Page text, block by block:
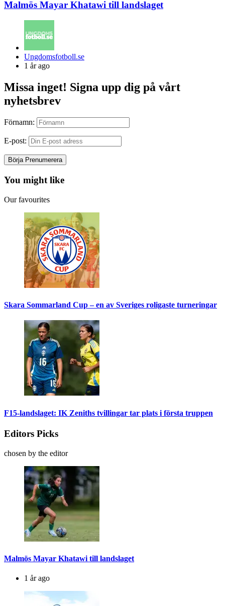
Malmös Mayar Khatawi till landslaget
Posted
by
Ungdomsfotboll.se
1 år ago
Missa inget! Signa upp dig på vårt
nyhetsbrev
Förnamn:
E-post:
You might like
Our favourites
Skara Sommarland Cup – en av Sveriges roligaste turneringar
F15-landslaget: IK Zeniths tvillingar tar plats i första truppen
Editors Picks
chosen by the editor
Malmös Mayar Khatawi till landslaget
1 år ago